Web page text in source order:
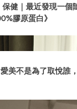
保健｜最近發現一
膠原蛋白》
美不是為了取悅誰